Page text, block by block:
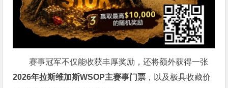
赛事冠军不仅能收获丰厚奖励，还将额外获得一张
2026年拉斯维加斯WSOP主赛事门票 ，以及极具收藏价